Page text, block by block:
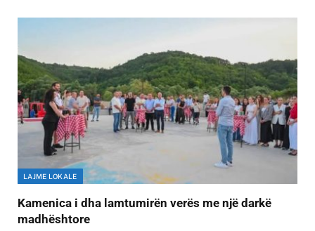
LAJME LOKALE
Kamenica i dha lamtumirën verës me një darkë
madhështore